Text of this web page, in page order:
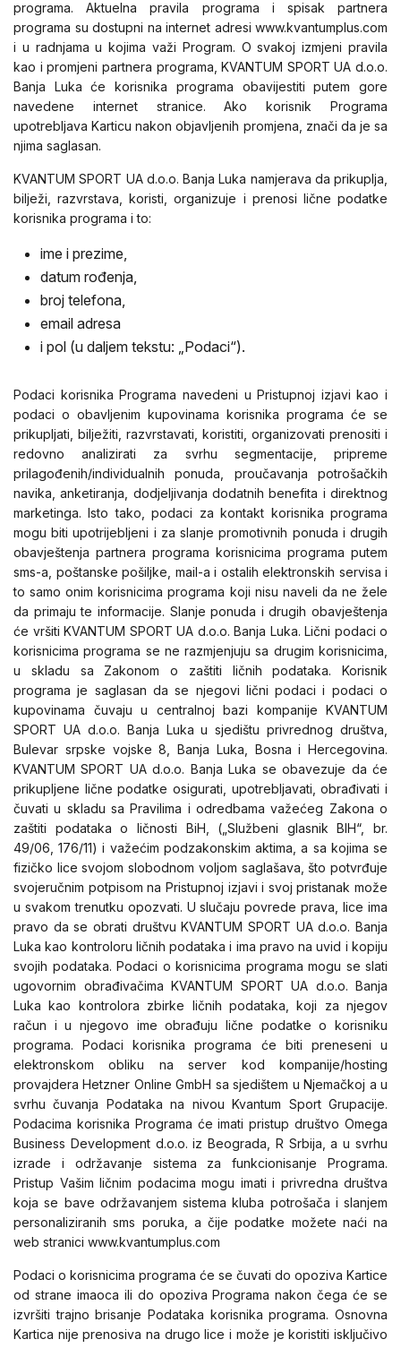
programa. Aktuelna pravila programa i spisak partnera
programa su dostupni na internet adresi www.kvantumplus.com
i u radnjama u kojima važi Program. O svakoj izmjeni pravila
kao i promjeni partnera programa, KVANTUM SPORT UA d.o.o.
Banja Luka će korisnika programa obavijestiti putem gore
navedene internet stranice. Ako korisnik Programa
upotrebljava Karticu nakon objavljenih promjena, znači da je sa
njima saglasan.
KVANTUM SPORT UA d.o.o. Banja Luka namjerava da prikuplja,
bilježi, razvrstava, koristi, organizuje i prenosi lične podatke
korisnika programa i to:
ime i prezime,
datum rođenja,
broj telefona,
email adresa
i pol (u daljem tekstu: „Podaci“).
Podaci korisnika Programa navedeni u Pristupnoj izjavi kao i
podaci o obavljenim kupovinama korisnika programa će se
prikupljati, bilježiti, razvrstavati, koristiti, organizovati prenositi i
redovno analizirati za svrhu segmentacije, pripreme
prilagođenih/individualnih ponuda, proučavanja potrošačkih
navika, anketiranja, dodjeljivanja dodatnih benefita i direktnog
marketinga. Isto tako, podaci za kontakt korisnika programa
mogu biti upotrijebljeni i za slanje promotivnih ponuda i drugih
obavještenja partnera programa korisnicima programa putem
sms-a, poštanske pošiljke, mail-a i ostalih elektronskih servisa i
to samo onim korisnicima programa koji nisu naveli da ne žele
da primaju te informacije. Slanje ponuda i drugih obavještenja
će vršiti KVANTUM SPORT UA d.o.o. Banja Luka. Lični podaci o
korisnicima programa se ne razmjenjuju sa drugim korisnicima,
u skladu sa Zakonom o zaštiti ličnih podataka. Korisnik
programa je saglasan da se njegovi lični podaci i podaci o
kupovinama čuvaju u centralnoj bazi kompanije KVANTUM
SPORT UA d.o.o. Banja Luka u sjedištu privrednog društva,
Bulevar srpske vojske 8, Banja Luka, Bosna i Hercegovina.
KVANTUM SPORT UA d.o.o. Banja Luka se obavezuje da će
prikupljene lične podatke osigurati, upotrebljavati, obrađivati i
čuvati u skladu sa Pravilima i odredbama važećeg Zakona o
zaštiti podataka o ličnosti BiH, („Službeni glasnik BIH“, br.
49/06, 176/11) i važećim podzakonskim aktima, a sa kojima se
fizičko lice svojom slobodnom voljom saglašava, što potvrđuje
svojeručnim potpisom na Pristupnoj izjavi i svoj pristanak može
u svakom trenutku opozvati. U slučaju povrede prava, lice ima
pravo da se obrati društvu KVANTUM SPORT UA d.o.o. Banja
Luka kao kontroloru ličnih podataka i ima pravo na uvid i kopiju
svojih podataka. Podaci o korisnicima programa mogu se slati
ugovornim obrađivačima KVANTUM SPORT UA d.o.o. Banja
Luka kao kontrolora zbirke ličnih podataka, koji za njegov
račun i u njegovo ime obrađuju lične podatke o korisniku
programa. Podaci korisnika programa će biti preneseni u
elektronskom obliku na server kod kompanije/hosting
provajdera Hetzner Online GmbH sa sjedištem u Njemačkoj a u
svrhu čuvanja Podataka na nivou Kvantum Sport Grupacije.
Podacima korisnika Programa će imati pristup društvo Omega
Business Development d.o.o. iz Beograda, R Srbija, a u svrhu
izrade i održavanje sistema za funkcionisanje Programa.
Pristup Vašim ličnim podacima mogu imati i privredna društva
koja se bave održavanjem sistema kluba potrošača i slanjem
personaliziranih sms poruka, a čije podatke možete naći na
web stranici www.kvantumplus.com
Podaci o korisnicima programa će se čuvati do opoziva Kartice
od strane imaoca ili do opoziva Programa nakon čega će se
izvršiti trajno brisanje Podataka korisnika programa. Osnovna
Kartica nije prenosiva na drugo lice i može je koristiti isključivo